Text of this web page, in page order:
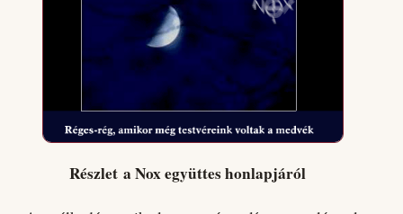
Részlet a Nox együttes honlapjáról